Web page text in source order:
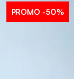
PROMO -50%